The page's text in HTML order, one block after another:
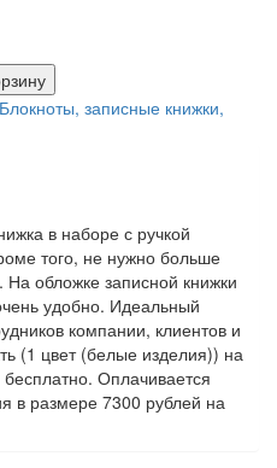
Блокноты, записные книжки,
в наборе с ручкой
того, не нужно больше
На обложке записной книжки
удобно. Идеальный
компании, клиентов и
(1 цвет (белые изделия)) на
Оплачивается
в размере 7300 рублей на